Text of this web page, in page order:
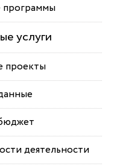
услуги
проекты
деятельности